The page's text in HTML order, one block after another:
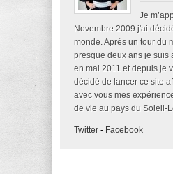
Je
Novembre 2009 j'ai
monde. Après un tour du
presque deux ans je suis
en mai 2011 et depuis je
décidé de lancer ce site
avec vous mes
de vie au pays du Soleil-
Twitter - Facebook